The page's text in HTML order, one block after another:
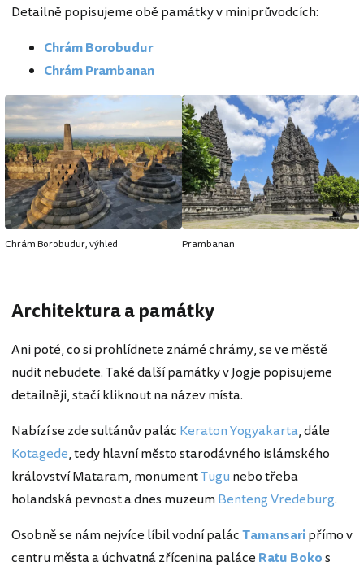
Detailně popisujeme obě památky v miniprůvodcích:
Chrám Borobudur
Chrám Prambanan
Chrám Borobudur, výhled Prambanan
Architektura a památky
Ani poté, co si prohlídnete známé chrámy, se ve městě
nudit nebudete. Také další památky v Jogje popisujeme
detailněji, stačí kliknout na název místa.
Nabízí se zde sultánův palác Keraton Yogyakarta, dále
Kotagede, tedy hlavní město starodávného islámského
království Mataram, monumentTugu nebo třeba
holandská pevnost a dnes muzeumBenteng Vredeburg.
Osobně se nám nejvíce líbil vodní palácTamansaripřímo v
centru města a úchvatná zřícenina paláce Ratu Bokos